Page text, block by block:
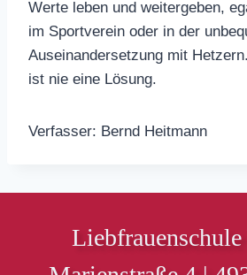
Werte leben und weitergeben,
im Sportverein oder in der
Auseinandersetzung mit
ist nie eine Lösung.
Verfasser: Bernd Heitmann
Liebfrauenschule